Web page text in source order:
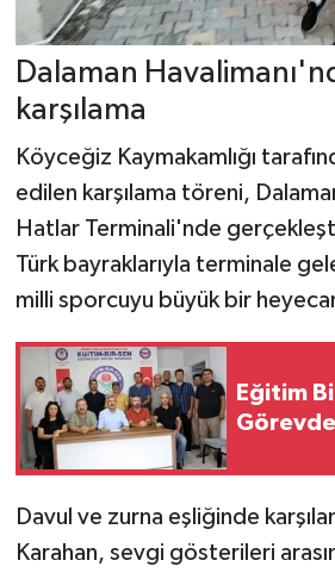
Dalaman
karşılama
Köyceğiz Kaymakamlığı
edilen karşılama töreni,
Hatlar Terminali'nde
Türk bayraklarıyla terminale
milli sporcuyu büyük bir
Eğitim
Davul ve zurna eşliğinde
Karahan, sevgi gösterileri